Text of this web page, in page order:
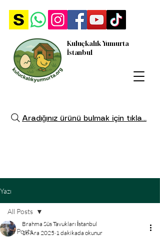
Kuluçkalık Yumurta
İstanbul
Aradığınız ürünü bulmak için tıkla...
Yazı
All Posts
All Posts
Brahma Süs Tavukları İstanbul
16 Ara 2025 1 dakikada okunur